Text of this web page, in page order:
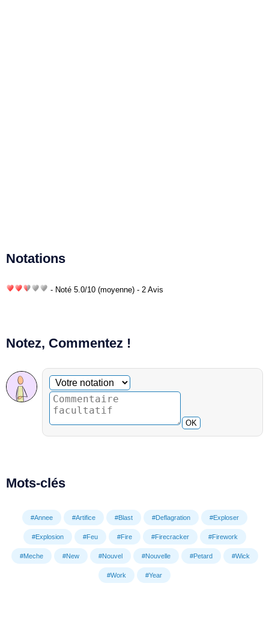
Notations
- Noté 5.0/10 (moyenne) - 2 Avis
Notez, Commentez !
Commentaire facultatif
Votre notation
OK
Mots-clés
#Annee #Artifice #Blast #Deflagration #Exploser
#Explosion #Feu #Fire #Firecracker #Firework
#Meche #New #Nouvel #Nouvelle #Petard #Wick
#Work #Year